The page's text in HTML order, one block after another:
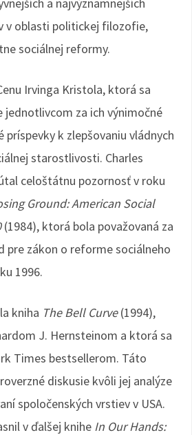
v oblasti politickej filozofie,
sociálnej reformy.
Irvinga Kristola, ktorá sa
jednotlivcom za ich výnimočné
príspevky k zlepšovaniu vládnych
starostlivosti. Charles
celoštátnu pozornosť v roku
Ground: American Social
(1984), ktorá bola považovaná za
pre zákon o reforme sociálneho
1996.
kniha The Bell Curve(1994),
J. Hernsteinom a ktorá sa
Times bestsellerom. Táto
diskusie kvôli jej analýze
spoločenských vrstiev v USA.
v ďalšej knihe In Our Hands: